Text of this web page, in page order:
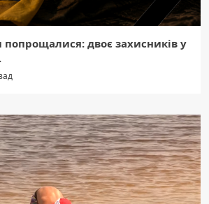
попрощалися: двоє захисників у